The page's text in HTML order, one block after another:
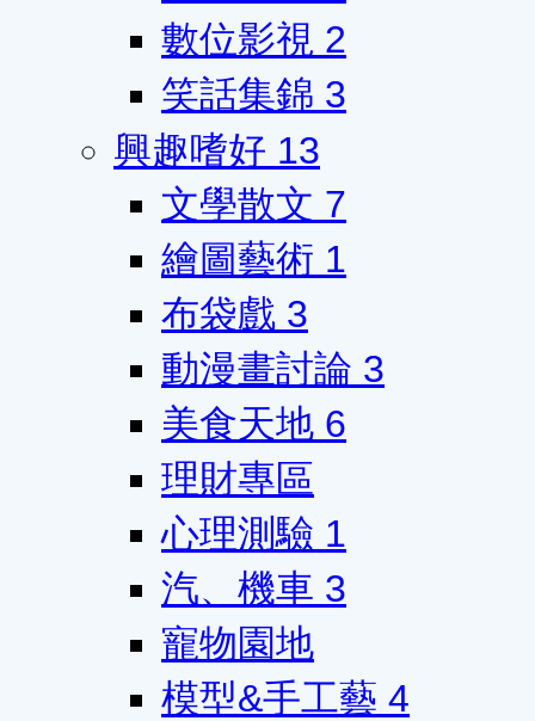
數位影視 2
笑話集錦 3
興趣嗜好 13
文學散文 7
繪圖藝術 1
布袋戲 3
動漫畫討論 3
美食天地 6
理財專區
心理測驗 1
汽、機車 3
寵物園地
模型&手工藝 4